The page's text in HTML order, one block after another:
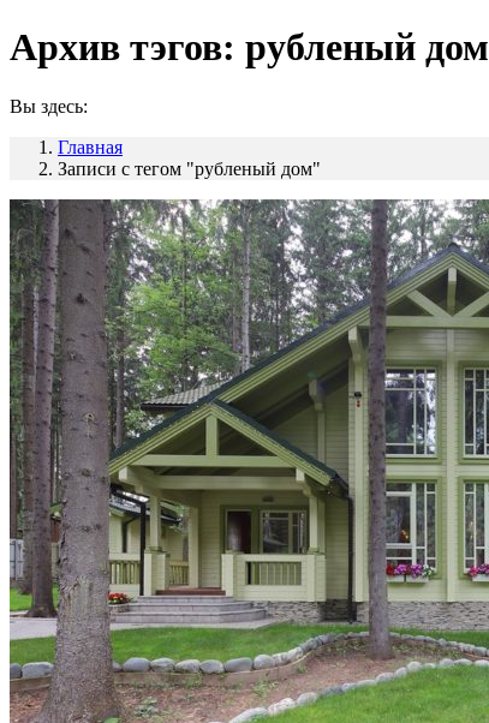
Архив тэгов: рубленый дом
Вы здесь:
Главная
Записи с тегом "рубленый дом"